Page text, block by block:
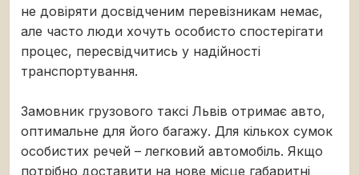
не довіряти досвідченим перевізникам немає,
але часто люди хочуть особисто спостерігати
процес, пересвідчитись у надійності
транспортування.
Замовник грузового таксі Львів отримає авто,
оптимальне для його багажу. Для кількох сумок
особистих речей – легковий автомобіль. Якщо
потрібно доставити на нове місце габаритні